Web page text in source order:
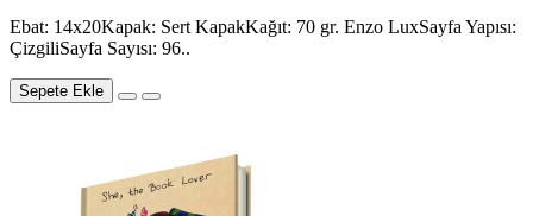
Ebat: 14x20Kapak: Sert KapakKağıt: 70 gr. Enzo LuxSayfa Yapısı:
ÇizgiliSayfa Sayısı: 96..
Sepete Ekle